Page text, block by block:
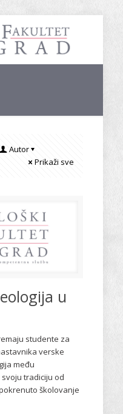
Autor
Prikaži sve
u
studente za
verske
među
tradiciju od
školovanje